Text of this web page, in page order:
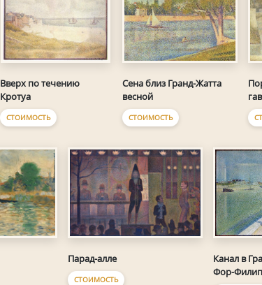
Вверх по течению
Кротуа
СТОИМОСТЬ
Сена близ Гранд-Жатта
весной
СТОИМОСТЬ
Парад-алле
СТОИМОСТЬ
Канал в
Фор-Филип